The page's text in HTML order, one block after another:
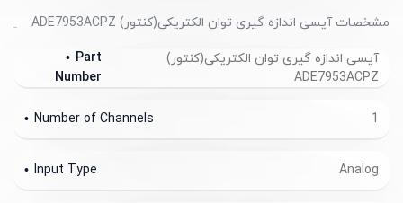
مشخصات آیسی اندازه گیری توان الکتریکی(کنتور) ADE7953ACPZ
آیسی اندازه گیری توان الکتریکی(کنتور)
ADE7953ACPZ
Part
Number
1
Number of Channels
Analog
Input Type